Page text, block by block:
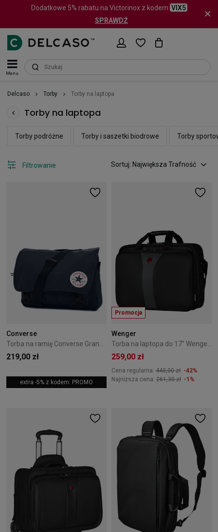
Dodatkowe 5% rabatu na Victorinox z kodem VIX5
SPRAWDŹ
Menu
Delcaso Torby Torby na laptopa
Torby na laptopa
Torby podróżne Torby i saszetki biodrowe Torby
Sortuj: Największa Trafność
Filtrowanie
Converse
219,00 zł
extra -5% z kodem: PROMO
Promocja
Wenger
259,00 zł
Cena regularna: 443,00 zł -42%
Najniższa cena: 261,30 zł -1%